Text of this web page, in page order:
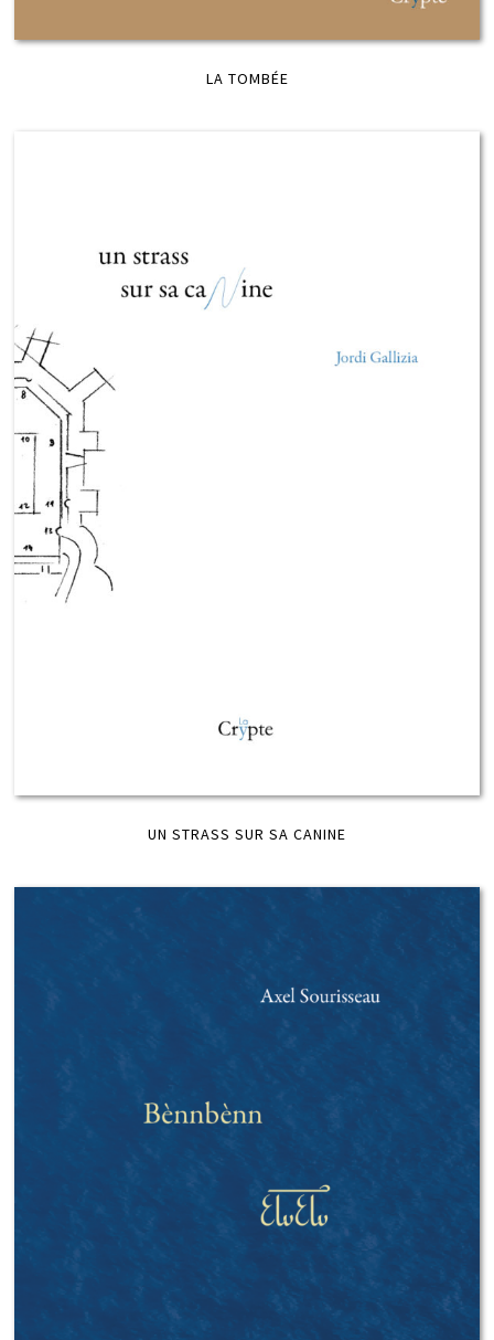
LA TOMBÉE
UN STRASS SUR SA CANINE